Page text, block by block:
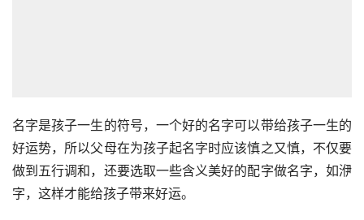
名字是孩子一生的符号，一个好的名字可以带给孩子一生的
好运势，所以父母在为孩子起名字时应该慎之又慎，不仅要
做到五行调和，还要选取一些含义美好的配字做名字，如洢
字，这样才能给孩子带来好运。